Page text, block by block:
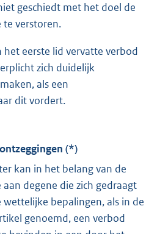
geschiedt met het doel de
te verstoren.
het eerste lid vervatte verbod
zich duidelijk
als een
dit vordert.
(*)
kan in het belang van de
degene die zich gedraagt
bepalingen, als in de
genoemd, een verbod